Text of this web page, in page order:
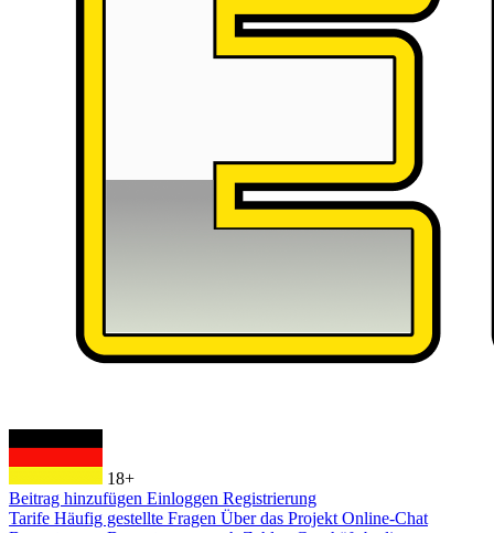
18+
Beitrag hinzufügen Einloggen Registrierung
Tarife Häufig gestellte Fragen Über das Projekt Online-Chat